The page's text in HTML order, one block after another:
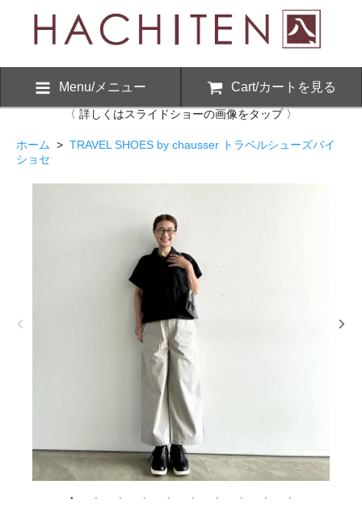
Menu/メニュー Cart/カートを見る
〈 詳しくはスライドショーの画像をタップ 〉
ホーム > TRAVEL SHOES by chausser トラベルシューズバイ
ショセ